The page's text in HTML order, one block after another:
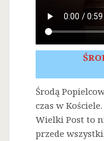
Środą
czas w Kościele.
Wielki Post to
przede